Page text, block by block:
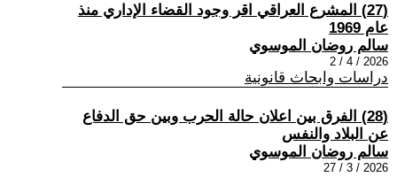
(27) المشرع العراقي اقر وجود القضاء الإداري منذ
عام 1969
سالم روضان الموسوي
2026 / 4 / 2
دراسات وابحاث قانونية
(28) الفرق بين اعلان حالة الحرب وبين حق الدفاع
عن البلاد والنفس
سالم روضان الموسوي
2026 / 3 / 27